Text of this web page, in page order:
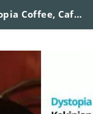
Dystopia Coffee, Cafe Kekinian yang Wajib Dikunjungi di Surabaya Selatan